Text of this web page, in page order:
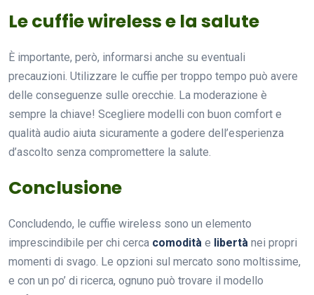
Le cuffie wireless e la salute
È importante, però, informarsi anche su eventuali
precauzioni. Utilizzare le cuffie per troppo tempo può avere
delle conseguenze sulle orecchie. La moderazione è
sempre la chiave! Scegliere modelli con buon comfort e
qualità audio aiuta sicuramente a godere dell’esperienza
d’ascolto senza compromettere la salute.
Conclusione
Concludendo, le cuffie wireless sono un elemento
imprescindibile per chi cerca comodità e libertà nei propri
momenti di svago. Le opzioni sul mercato sono moltissime,
e con un po’ di ricerca, ognuno può trovare il modello